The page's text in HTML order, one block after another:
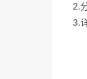
2.
3.